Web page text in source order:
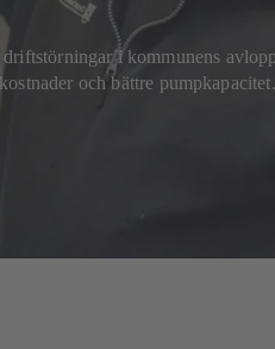
i kommunens
och bättre pumpkapacitet.